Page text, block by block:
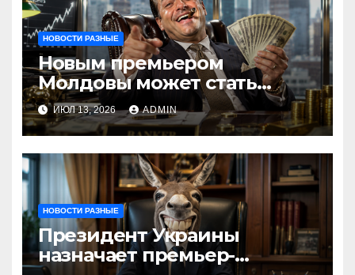
НОВОСТИ РАЗНЫЕ
Новым премьером
Молдовы может стать
банкир из Украины Василе
Тофан
ИЮЛ 13, 2026 ADMIN
НОВОСТИ РАЗНЫЕ
Президент Украины
назначает премьер-